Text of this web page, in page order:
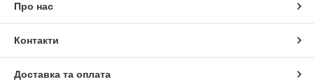
Про нас
Контакти
Доставка та оплата